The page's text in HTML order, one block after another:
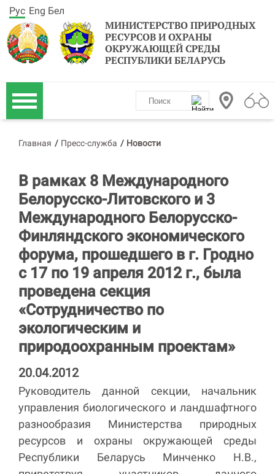
МИНИСТЕРСТВО ПРИРОДНЫХ
РЕСУРСОВ И ОХРАНЫ
ОКРУЖАЮЩЕЙ СРЕДЫ
РЕСПУБЛИКИ БЕЛАРУСЬ
Рус Eng Бел
Главная / Пресс-служба / Новости
В рамках 8 Международного
Белорусско-Литовского и 3
Международного Белорусско-
Финляндского экономического
форума, прошедшего в г. Гродно
с 17 по 19 апреля 2012 г., была
проведена секция
«Сотрудничество по
экологическим и
природоохранным проектам»
20.04.2012
Руководитель данной секции, начальник
управления биологического и ландшафтного
разнообразия Министерства природных
ресурсов и охраны окружающей среды
Республики Беларусь Минченко Н.В.,